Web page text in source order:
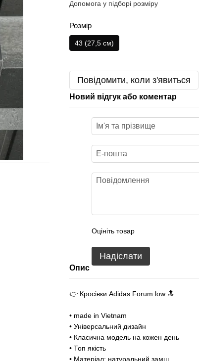
Допомога у підборі розміру
Розмір
43 (27,5 см)
Повідомити, коли з'явиться
Новий відгук або коментар
Оцініть товар
Надіслати
Опис
👉 Кросівки Adidas Forum low 🔝
• made in Vietnam
• Універсальний дизайн
• Класична модель на кожен день
• Топ якість
• Матеріал: натуральний замш